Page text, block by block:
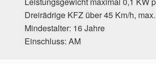
Dreirädrige KFZ über 45 Km/h,
Mindestalter: 16 Jahre
Einschluss: AM